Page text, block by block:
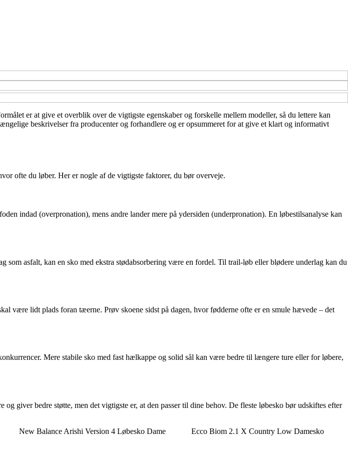
er at give et overblik over de vigtigste egenskaber og forskelle mellem modeller, så du lettere kan
beskrivelser fra producenter og forhandlere og er opsummeret for at give et klart og informativt
ofte du løber. Her er nogle af de vigtigste faktorer, du bør overveje.
indad (overpronation), mens andre lander mere på ydersiden (underpronation). En løbestilsanalyse kan
asfalt, kan en sko med ekstra stødabsorbering være en fordel. Til trail-løb eller blødere underlag kan du
være lidt plads foran tæerne. Prøv skoene sidst på dagen, hvor fødderne ofte er en smule hævede – det
Mere stabile sko med fast hælkappe og solid sål kan være bedre til længere ture eller for løbere,
giver bedre støtte, men det vigtigste er, at den passer til dine behov. De fleste løbesko bør udskiftes efter
New Balance Arishi Version 4 Løbesko Dame Ecco Biom 2.1 X Country Low Damesko